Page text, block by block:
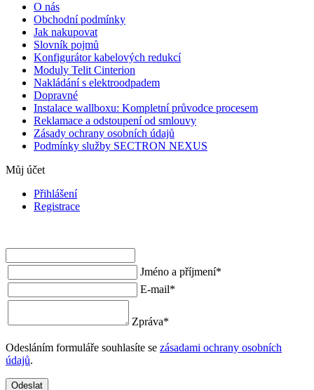
O nás
Obchodní podmínky
Jak nakupovat
Slovník pojmů
Konfigurátor kabelových redukcí
Moduly Telit Cinterion
Nakládání s elektroodpadem
Dopravné
Instalace wallboxu: Kompletní průvodce procesem
Reklamace a odstoupení od smlouvy
Zásady ochrany osobních údajů
Podmínky služby SECTRON NEXUS
Můj účet
Přihlášení
Registrace
Jméno a příjmení*
E-mail*
Zpráva*
Odesláním formuláře souhlasíte se zásadami ochrany osobních
údajů.
Odeslat